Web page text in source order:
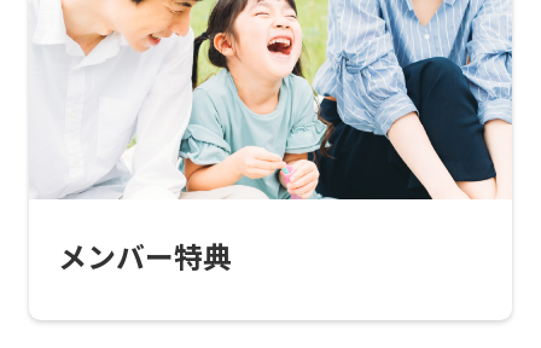
メンバー特典
of
this
website
will
be
so